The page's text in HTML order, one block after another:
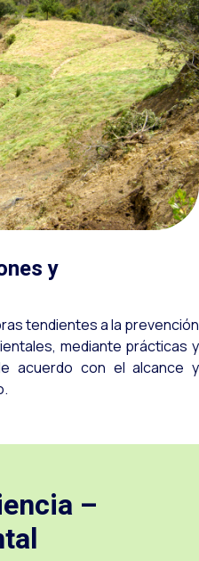
y
tendientes a la prevención
mediante prácticas y
acuerdo con el alcance y
–